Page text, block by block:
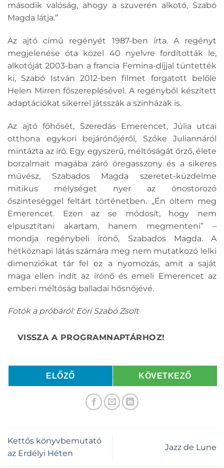
második valóság, ahogy a szuverén alkotó, Szabó
Magda látja.”
Az ajtó című regényét 1987-ben írta. A regényt
megjelenése óta közel 40 nyelvre fordították le,
alkotóját 2003-ban a francia Femina-díjjal tüntették
ki, Szabó István 2012-ben filmet forgatott belőle
Helen Mirren főszereplésével. A regényből készített
adaptációkat sikerrel játsszák a színházak is.
Az ajtó főhősét, Szeredás Emerencet, Júlia utcai
otthona egykori bejárónőjéről, Szőke Juliannáról
mintázta az író. Egy egyszerű, méltóságát őrző, élete
borzalmait magába záró öregasszony és a sikeres
művész, Szabados Magda szeretet-küzdelme
mitikus mélységet nyer az önostorozó
őszinteséggel feltárt történetben. „Én öltem meg
Emerencet. Ezen az se módosít, hogy nem
elpusztítani akartam, hanem megmenteni” –
mondja regénybeli írónő, Szabados Magda. A
hétköznapi látás számára meg nem mutatkozó lelki
dimenziókat tár fel ez a nyomozás, amit a saját
maga ellen indít az írónő és emeli Emerencet az
emberi méltóság balladai hősnőjévé.
Fotók a próbáról: Eöri Szabó Zsolt
ELŐZŐ KÖVETKEZŐ
Kettős könyvbemutató
az Erdélyi Héten
Jazz de Lune